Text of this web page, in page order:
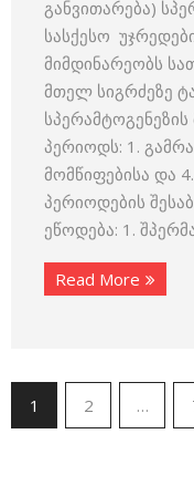
განვითარება)
სასქესო
მიმდინარეობს
მთელ სიგრძეზე
პერიოდს: 1.
მომწიფებისა და
პერიოდების
ეწოდება: 1.
Read More
1 2 …